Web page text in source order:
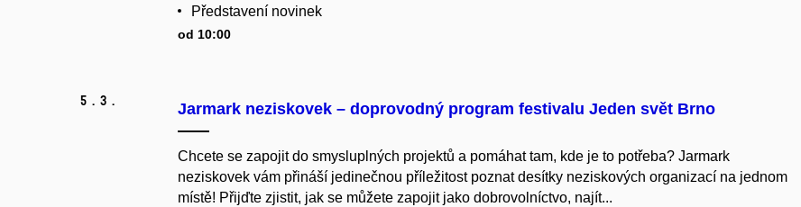
Představení novinek
od 10:00
5. 3. Jarmark neziskovek – doprovodný program festivalu Jeden svět Brno
Chcete se zapojit do smysluplných projektů a pomáhat tam, kde je to potřeba? Jarmark
neziskovek vám přináší jedinečnou příležitost poznat desítky neziskových organizací na jednom
místě! Přijďte zjistit, jak se můžete zapojit jako dobrovolníctvo, najít...